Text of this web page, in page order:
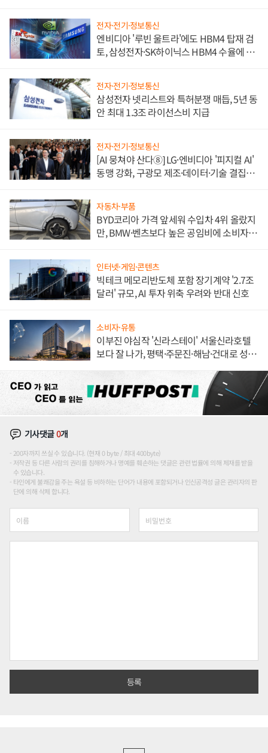
전자·전기·정보통신
엔비디아 '루빈 울트라'에도 HBM4 탑재 검
토, 삼성전자·SK하이닉스 HBM4 수율에 주
전자·전기·정보통신
삼성전자 넷리스트와 특허분쟁 매듭, 5년 동
안 최대 1.3조 라이선스비 지급
전자·전기·정보통신
[AI 뭉쳐야 산다⑧] LG·엔비디아 '피지컬 AI'
동맹 강화, 구광모 제조·데이터·기술 결집
자동차·부품
BYD코리아 가격 앞세워 수입차 4위 올랐지
만, BMW·벤츠보다 높은 공임비에 소비자
인터넷·게임·콘텐츠
빅테크 메모리반도체 포함 장기계약 '2.7조
달러' 규모, AI 투자 위축 우려와 반대 신호
소비자·유통
이부진 야심작 '신라스테이' 서울신라호텔
보다 잘 나가, 평택·주문진·해남·건대로 성
기사댓글0개
200자까지 쓰실 수 있습니다. (현재 0 byte / 최대 400byte)
저작권 등 다른 사람의 권리를 침해하거나 명예를 훼손하는 댓글은 관련 법률에 의해 제재를 받을
수 있습니다.
타인에게 불쾌감을 주는 욕설 등 비하하는 단어가 내용에 포함되거나 인신공격성 글은 관리자의 판
단에 의해 삭제 합니다.